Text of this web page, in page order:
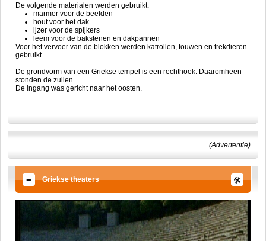
De volgende materialen werden gebruikt:
marmer voor de beelden
hout voor het dak
ijzer voor de spijkers
leem voor de bakstenen en dakpannen
Voor het vervoer van de blokken werden katrollen, touwen en trekdieren
gebruikt.
De grondvorm van een Griekse tempel is een rechthoek. Daaromheen
stonden de zuilen.
De ingang was gericht naar het oosten.
(Advertentie)
Griekse theaters